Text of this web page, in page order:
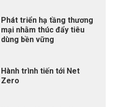
Phát triển hạ tầng thương
mại nhằm thúc đẩy tiêu
dùng bền vững
Hành trình tiến tới Net
Zero